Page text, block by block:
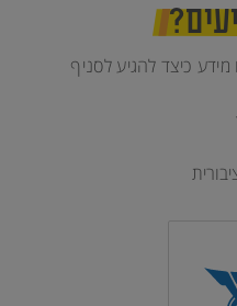
כיצד להגיע לסניף